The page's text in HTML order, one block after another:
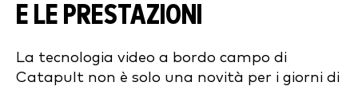
E LE PRESTAZIONI
La tecnologia video a bordo campo di
Catapult non è solo una novità per i giorni di